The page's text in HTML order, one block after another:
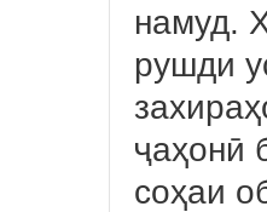
намуд.
рушди
ҷаҳонӣ
соҳаи